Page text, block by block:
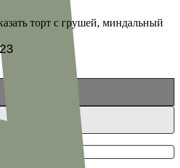
торт с грушей, миндальный